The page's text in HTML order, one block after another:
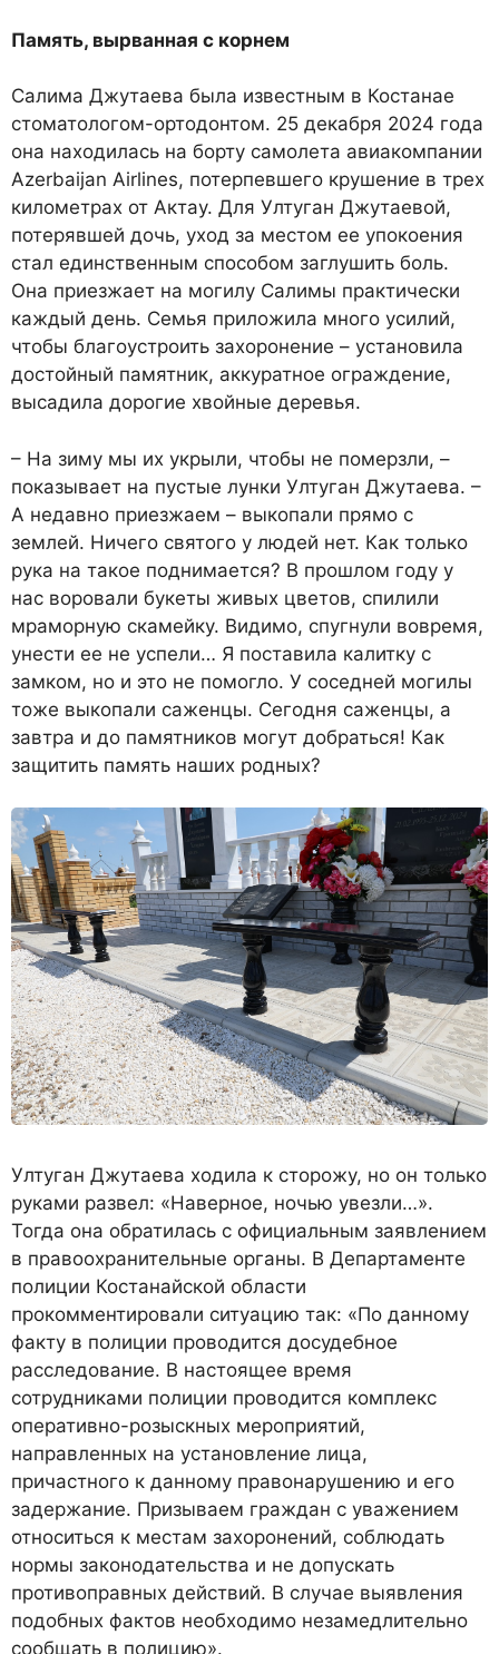
Память, вырванная с корнем
Салима Джутаева была известным в Костанае
стоматологом-ортодонтом. 25 декабря 2024 года
она находилась на борту самолета авиакомпании
Azerbaijan Airlines, потерпевшего крушение в трех
километрах от Актау. Для Ултуган Джутаевой,
потерявшей дочь, уход за местом ее упокоения
стал единственным способом заглушить боль.
Она приезжает на могилу Салимы практически
каждый день. Семья приложила много усилий,
чтобы благоустроить захоронение – установила
достойный памятник, аккуратное ограждение,
высадила дорогие хвойные деревья.
– На зиму мы их укрыли, чтобы не померзли, –
показывает на пустые лунки Ултуган Джутаева. –
А недавно приезжаем – выкопали прямо с
землей. Ничего святого у людей нет. Как только
рука на такое поднимается? В прошлом году у
нас воровали букеты живых цветов, спилили
мраморную скамейку. Видимо, спугнули вовремя,
унести ее не успели… Я поставила калитку с
замком, но и это не помогло. У соседней могилы
тоже выкопали саженцы. Сегодня саженцы, а
завтра и до памятников могут добраться! Как
защитить память наших родных?
Ултуган Джутаева ходила к сторожу, но он только
руками развел: «Наверное, ночью увезли…».
Тогда она обратилась с официальным заявлением
в правоохранительные органы. В Департаменте
полиции Костанайской области
прокомментировали ситуацию так: «По данному
факту в полиции проводится досудебное
расследование. В настоящее время
сотрудниками полиции проводится комплекс
оперативно-розыскных мероприятий,
направленных на установление лица,
причастного к данному правонарушению и его
задержание. Призываем граждан с уважением
относиться к местам захоронений, соблюдать
нормы законодательства и не допускать
противоправных действий. В случае выявления
подобных фактов необходимо незамедлительно
сообщать в полицию».